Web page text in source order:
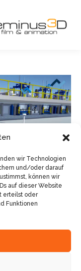
wir Technologien
und/oder darauf
können wir
auf dieser Website
erteilst oder
Funktionen